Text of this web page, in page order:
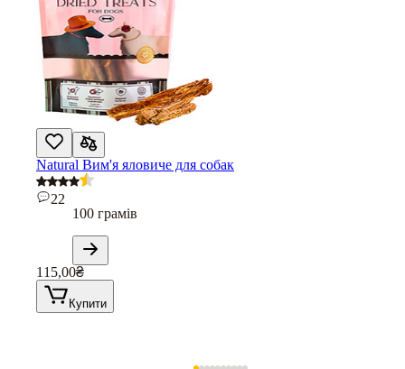
Natural Вим'я яловиче для собак
22
100 грамів
115,00₴
Купити